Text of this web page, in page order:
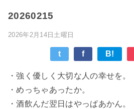
20260215
2026年2月14日土曜日
t f B!
・強く優しく大切な人の幸せを。
・めっちゃあったか。
・酒飲んだ翌日はやっぱあかん。